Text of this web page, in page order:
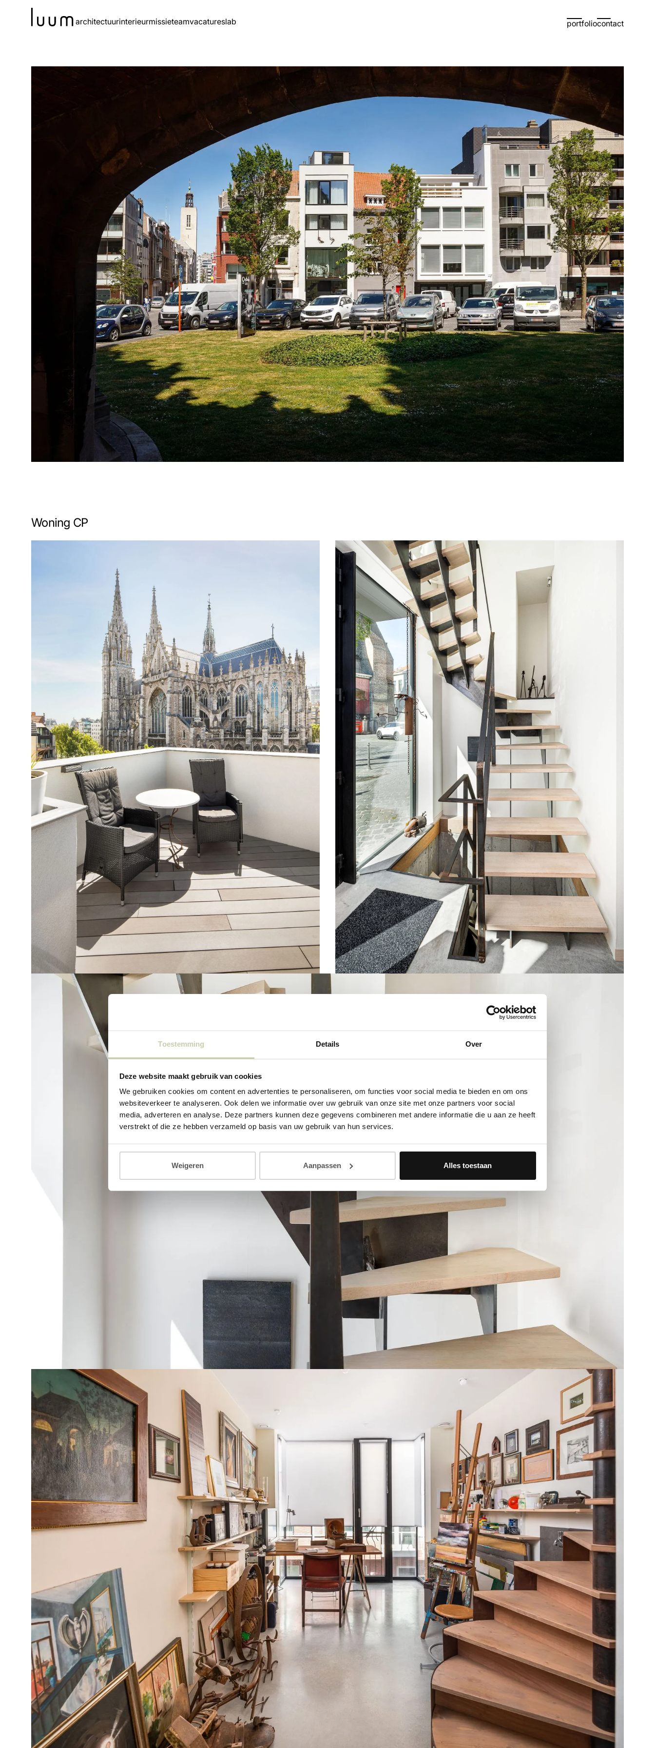
Toestemming Details Over
Deze website maakt gebruik van cookies
We gebruiken cookies om content en advertenties te personaliseren, om functies voor social media te bieden en om ons
websiteverkeer te analyseren. Ook delen we informatie over uw gebruik van onze site met onze partners voor social
media, adverteren en analyse. Deze partners kunnen deze gegevens combineren met andere informatie die u aan ze heeft
verstrekt of die ze hebben verzameld op basis van uw gebruik van hun services.
Weigeren Aanpassen Alles toestaan
architectuurinterieurmissieteamvacatureslab portfoliocontact
Woning CP